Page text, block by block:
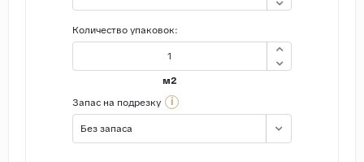
Количество упаковок:
м2
Запас на подрезку
i
Без запаса